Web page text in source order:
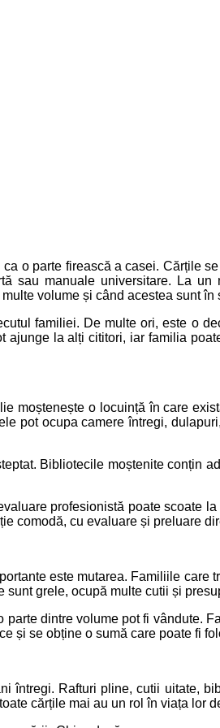
o parte firească a casei. Cărțile
sau manuale universitare. La
volume și când acestea sunt în
familiei. De multe ori, este o
la alți cititori, iar familia
moștenește o locuință în care
pot ocupa camere întregi,
Bibliotecile moștenite conțin
profesionistă poate scoate
comodă, cu evaluare și preluare
este mutarea. Familiile
grele, ocupă multe cutii și
parte dintre volume pot fi
și se obține o sumă care poate fi
întregi. Rafturi pline, cutii uitate,
cărțile mai au un rol în viața lor